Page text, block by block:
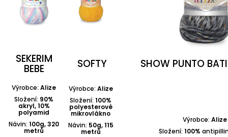
SEKERIM
BEBE SOFTY SHOW PUNTO
Výrobce: Alize
Složení: 90%
akryl, 10%
polyamid
Návin: 100g, 320
metrů
Výrobce: Alize
Složení: 100%
polyesterové
mikrovlákno
Návin: 50g, 115
metrů
Výrobce: Alize
Složení: 100%